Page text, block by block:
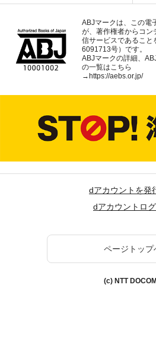
ABJマークは、この電
が、著作権者からコ
信サービスであること
6091713号）です。
ABJマークの詳細、
の一覧はこちら
→ https://aebs.or.jp/
dアカウントを発
dアカウントロ
ページトップ
(c) NTT